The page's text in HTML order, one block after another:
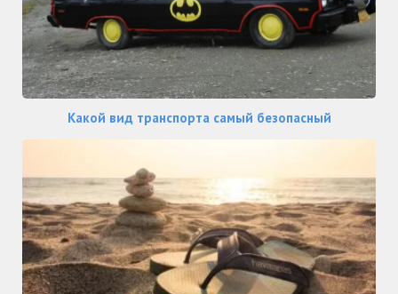
Какой вид транспорта самый безопасный